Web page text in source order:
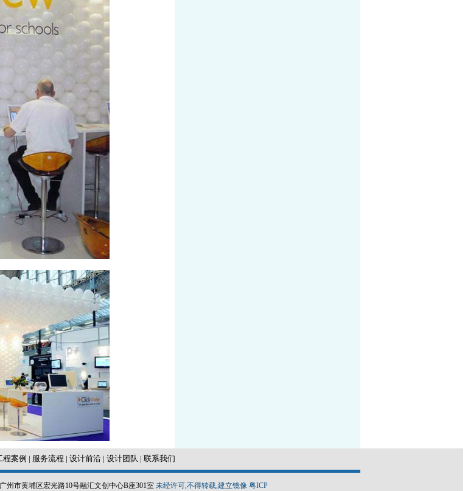
程案例 | 服务流程 | 设计前沿 | 设计团队 | 联系我们
州市黄埔区宏光路10号融汇文创中心B座301室 未经许可,不得转载,建立镜像 粤ICP